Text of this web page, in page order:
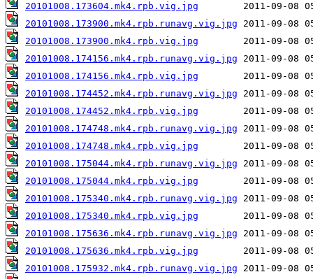
20101008.173604.mk4.rpb.vig.jpg
20101008.173900.mk4.rpb.runavg.vig.jpg
20101008.173900.mk4.rpb.vig.jpg
20101008.174156.mk4.rpb.runavg.vig.jpg
20101008.174156.mk4.rpb.vig.jpg
20101008.174452.mk4.rpb.runavg.vig.jpg
20101008.174452.mk4.rpb.vig.jpg
20101008.174748.mk4.rpb.runavg.vig.jpg
20101008.174748.mk4.rpb.vig.jpg
20101008.175044.mk4.rpb.runavg.vig.jpg
20101008.175044.mk4.rpb.vig.jpg
20101008.175340.mk4.rpb.runavg.vig.jpg
20101008.175340.mk4.rpb.vig.jpg
20101008.175636.mk4.rpb.runavg.vig.jpg
20101008.175636.mk4.rpb.vig.jpg
20101008.175932.mk4.rpb.runavg.vig.jpg